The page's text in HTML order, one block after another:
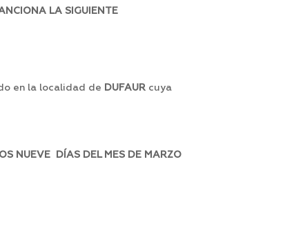
LA SIGUIENTE
en la localidad de DUFAUR cuya
NUEVE DÍAS DEL MES DE MARZO